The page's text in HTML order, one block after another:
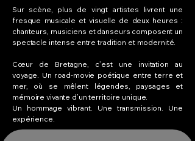
Sur scène, plus de vingt artistes livrent une
fresque musicale et visuelle de deux heures :
chanteurs, musiciens et danseurs composent un
spectacle intense entre tradition et modernité.
Cœur de Bretagne, c’est une invitation au
voyage. Un road-movie poétique entre terre et
mer, où se mêlent légendes, paysages et
mémoire vivante d’un territoire unique.
Un hommage vibrant. Une transmission. Une
expérience.